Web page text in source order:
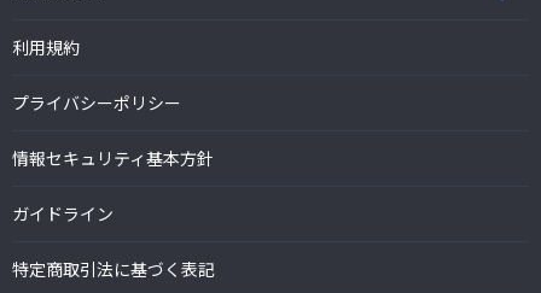
利用規約
プライバシーポリシー
情報セキュリティ基本方針
ガイドライン
特定商取引法に基づく表記